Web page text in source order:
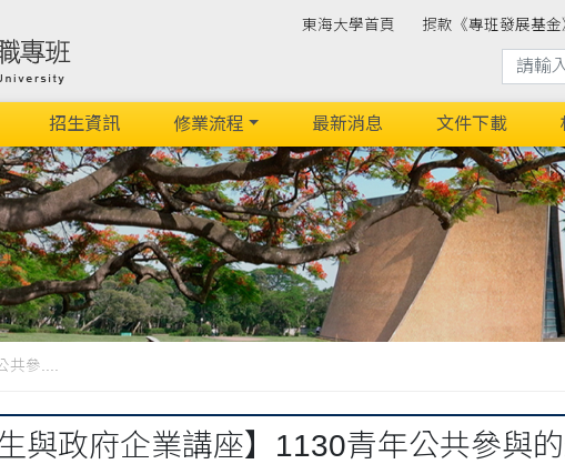
東海大學首頁 捐款《專班發展基金
招生資訊 修業流程 最新消息 文件下載
共參....
與政府企業講座】1130青年公共參與